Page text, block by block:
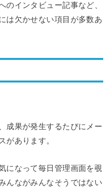
のインタビュー記事など、
は欠かせない項目が多数あ
成果が発生するたびにメー
があります。
になって毎日管理画面を覗
んながみんなそうではない